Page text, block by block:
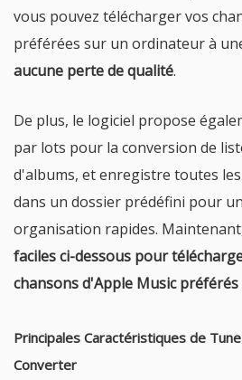
vous pouvez télécharger vos
préférées sur un ordinateur à
aucune perte de qualité.
De plus, le logiciel propose
par lots pour la conversion de
d'albums, et enregistre toutes
dans un dossier prédéfini pour
organisation rapides.
faciles ci-dessous pour
chansons d'Apple Music
Principales Caractéristiques de
Converter